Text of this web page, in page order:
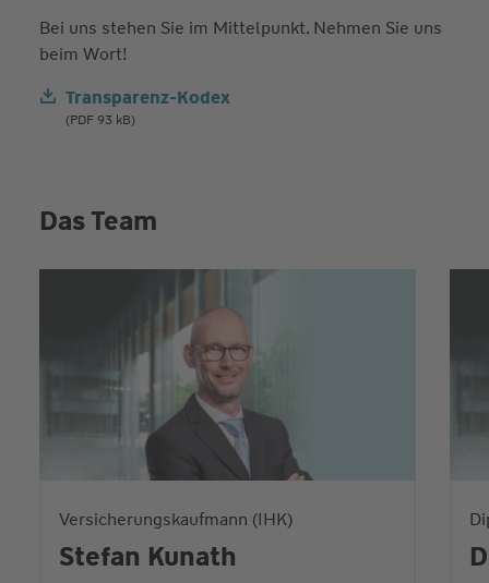
Bei uns stehen Sie im Mittelpunkt. Nehmen Sie uns
beim Wort!
Transparenz-Kodex
(PDF 93 kB)
Das Team
Versicherungskaufmann (IHK)
Stefan Kunath